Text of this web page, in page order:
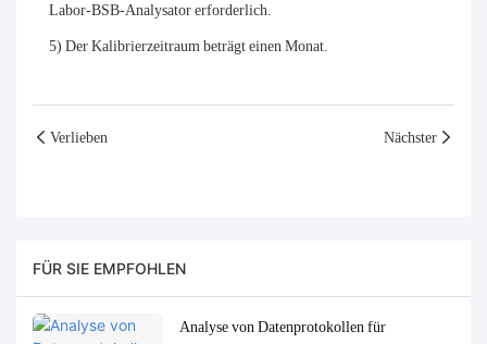
Labor-BSB-Analysator erforderlich.
5) Der Kalibrierzeitraum beträgt einen Monat.
Verlieben Nächster
FÜR SIE EMPFOHLEN
Analyse von Datenprotokollen für